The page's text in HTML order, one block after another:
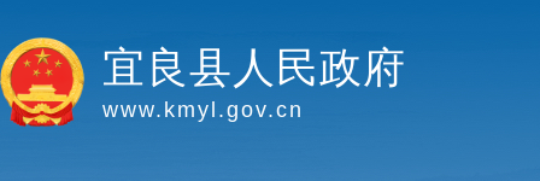
宜良县人民政府
www.kmyl.gov.cn